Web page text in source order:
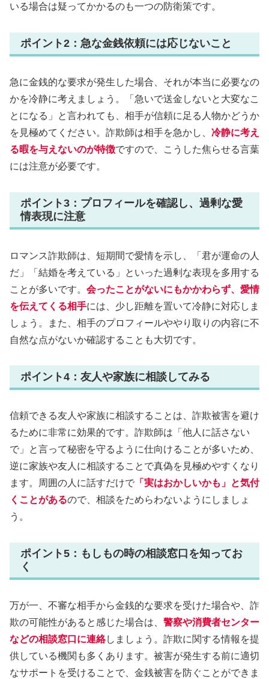
いる場合は疑ってかかるのも一つの防衛策です。
ポイント2：急な金銭依頼には応じないこと
急に金銭的な要求が発生した場合、それが本当に必要なの
かを冷静に考えましょう。「急いで送金しないと大変なこ
とになる」と言われても、相手が信頼に足る人物かどうか
を見極めてください。詐欺師は相手を急かし、 冷静に考え
る暇を与えないのが特徴ですので、こうした焦らせる言葉
には注意が必要です。
ポイント3：プロフィールを確認し、過剰な愛
情表現に注意
ロマンス詐欺師は、短期間で愛情を示し、「君が運命の人
だ」「結婚を考えている」といった過剰な表現を多用する
ことが多いです。 会ったことがないにもかかわらず、愛情
を伝えてくる相手には、少し距離を置いて冷静に対応しま
しょう。また、相手のプロフィールややり取りの内容に不
自然な点がないか確認することも大切です。
ポイント4：友人や家族に相談してみる
信頼できる友人や家族に相談することは、詐欺被害を避け
るために非常に効果的です。詐欺師は「他人に話さない
で」と言って秘密を守るように仕向けることが多いため、
逆に家族や友人に相談することで真偽を見極めやすくなり
ます。周囲の人に話すだけで 「実はおかしいかも」と気付
くことがあるので、相談をためらわないようにしましょ
う。
ポイント5：もしもの時の相談窓口を知ってお
く
万が一、不審な相手から金銭的な要求を受けた場合や、詐
欺の可能性があると感じた場合は、 警察や消費者センター
などの相談窓口に連絡しましょう。詐欺に関する情報を提
供している機関も多くあります。被害が発生する前に適切
なサポートを受けることで、金銭被害を防ぐことができま